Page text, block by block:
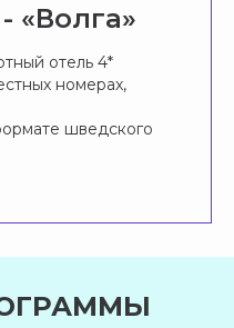
«Волга»
отель 4*
номерах,
шведского